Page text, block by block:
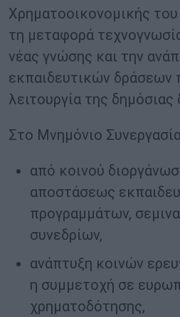
Χρηματοοικονομικής
τη μεταφορά
νέας γνώσης και την
εκπαιδευτικών δράσεων
λειτουργία της δημόσιας
Στο Μνημόνιο
από κοινού
αποστάσεως
προγραμμάτων,
συνεδρίων,
ανάπτυξη κοινών
η συμμετοχή σε
χρηματοδότησης,